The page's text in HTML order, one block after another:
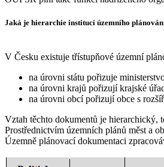
Jaká je hierarchie institucí územního
V Česku existuje třístupňové územní
na úrovni státu pořizuje
na úrovni krajů pořizují krajské
na úrovni obcí pořizují obce s
Vztah těchto dokumentů je hierarchický,
Prostřednictvím územních plánů měst a
Územně plánovací dokumentaci